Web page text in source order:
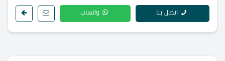
اتصل بنا واتساب